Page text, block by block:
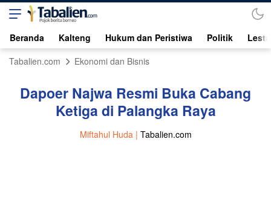
Beranda Kalteng Hukum dan Peristiwa Politik
Tabalien.com
Ekonomi dan Bisnis
Dapoer Najwa Resmi Buka Cabang
Ketiga di Palangka Raya
Miftahul Huda | Tabalien.com